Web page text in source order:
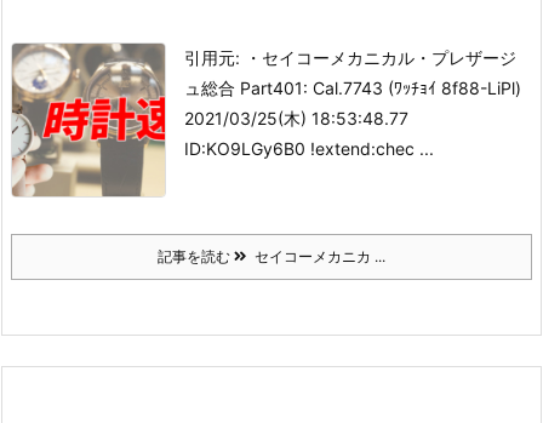
引用元: ・セイコーメカニカル・プレザージ
ュ総合 Part401: Cal.7743 (ﾜｯﾁｮｲ 8f88-LiPl)
2021/03/25(木) 18:53:48.77
ID:KO9LGy6B0 !extend:chec ...
記事を読む セイコーメカニカ ...